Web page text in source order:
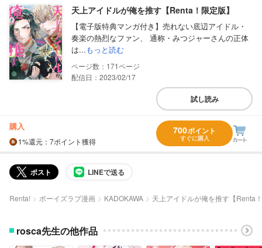
天上アイドルが俺を推す【Renta！限定版】
【電子版特典マンガ付き】売れない底辺アイドル・
奏楽の熱烈なファン、 通称・みつジャーさんの正体
は...もっと読む
171
配信日：2023/02/17
試し読み
購入
1%還元 ：7ポイント獲得
700ポイント
すぐに購入
ポスト LINEで送る
Renta! ボーイズラブ漫画 KADOKAWA 天上アイドルが俺を推す【Renta
rosca先生の他作品